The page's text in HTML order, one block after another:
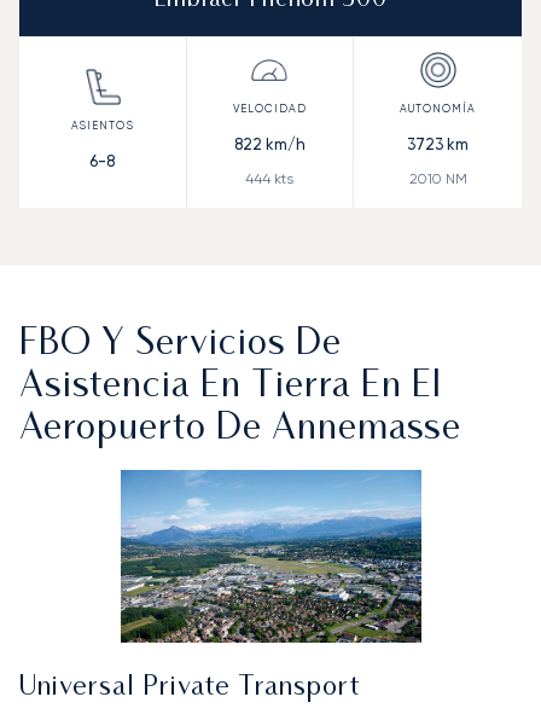
6-8
822 km/h
444 kts
3723 km
2010 NM
FBO Y Servicios De
Asistencia En Tierra En El
Aeropuerto De Annemasse
Universal Private Transport